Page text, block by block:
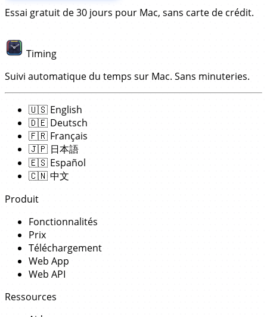
Essai gratuit de 30 jours pour Mac, sans carte de crédit.
Timing
Suivi automatique du temps sur Mac. Sans minuteries.
🇺🇸 English
🇩🇪 Deutsch
🇫🇷 Français
🇯🇵 日本語
🇪🇸 Español
🇨🇳中文
Produit
Fonctionnalités
Prix
Téléchargement
Web App
Web API
Ressources